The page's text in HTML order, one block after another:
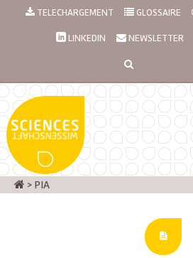
TELECHARGEMENT GLOSSAIRE
LINKEDIN NEWSLETTER
> PIA